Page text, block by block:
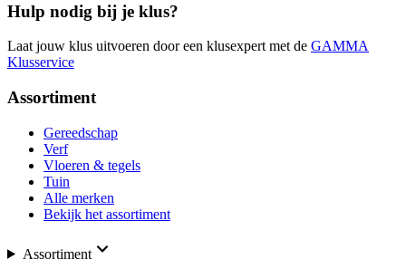
Hulp nodig bij je klus?
Laat jouw klus uitvoeren door een klusexpert met de GAMMA
Klusservice
Assortiment
Gereedschap
Verf
Vloeren & tegels
Tuin
Alle merken
Bekijk het assortiment
Assortiment